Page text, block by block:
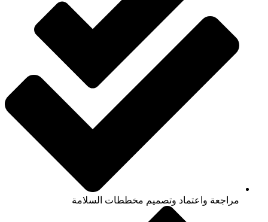
مراجعة واعتماد وتصميم مخططات السلامة